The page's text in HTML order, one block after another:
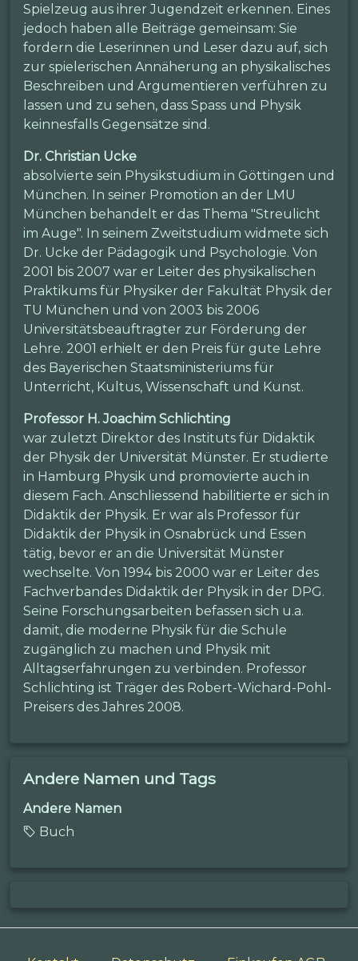
Spielzeug aus ihrer Jugendzeit erkennen. Eines
jedoch haben alle Beiträge gemeinsam: Sie
fordern die Leserinnen und Leser dazu auf, sich
zur spielerischen Annäherung an physikalisches
Beschreiben und Argumentieren verführen zu
lassen und zu sehen, dass Spass und Physik
keinnesfalls Gegensätze sind.
Dr. Christian Ucke
absolvierte sein Physikstudium in Göttingen und
München. In seiner Promotion an der LMU
München behandelt er das Thema "Streulicht
im Auge". In seinem Zweitstudium widmete sich
Dr. Ucke der Pädagogik und Psychologie. Von
2001 bis 2007 war er Leiter des physikalischen
Praktikums für Physiker der Fakultät Physik der
TU München und von 2003 bis 2006
Universitätsbeauftragter zur Förderung der
Lehre. 2001 erhielt er den Preis für gute Lehre
des Bayerischen Staatsministeriums für
Unterricht, Kultus, Wissenschaft und Kunst.
Professor H. Joachim Schlichting
war zuletzt Direktor des Instituts für Didaktik
der Physik der Universität Münster. Er studierte
in Hamburg Physik und promovierte auch in
diesem Fach. Anschliessend habilitierte er sich in
Didaktik der Physik. Er war als Professor für
Didaktik der Physik in Osnabrück und Essen
tätig, bevor er an die Universität Münster
wechselte. Von 1994 bis 2000 war er Leiter des
Fachverbandes Didaktik der Physik in der DPG.
Seine Forschungsarbeiten befassen sich u.a.
damit, die moderne Physik für die Schule
zugänglich zu machen und Physik mit
Alltagserfahrungen zu verbinden. Professor
Schlichting ist Träger des Robert-Wichard-Pohl-
Preisers des Jahres 2008.
Andere Namen und Tags
Andere Namen
Buch